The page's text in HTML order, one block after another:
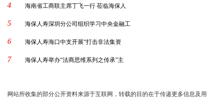
4 海南省工商联主席丁飞一行 莅临海保人
5 海保人寿深圳分公司组织学习中央金融工
6 海保人寿海口中支开展“打击非法集资
7 海保人寿举办“法商思维系列之传承”主
网站所收集的部分公开资料来源于互联网，转载的目的在于传递更多信息及用